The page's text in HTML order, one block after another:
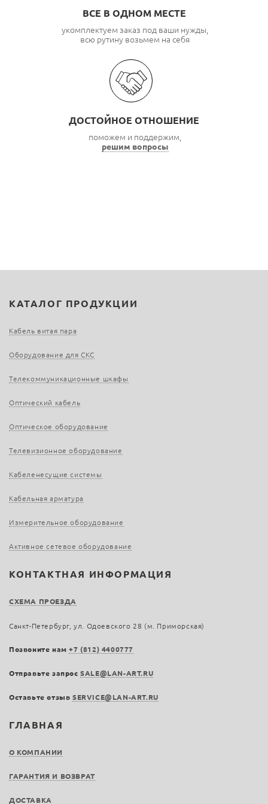
ВСЕ В ОДНОМ МЕСТЕ
укомплектуем заказ под ваши нужды,
всю рутину возьмем на себя
ДОСТОЙНОЕ ОТНОШЕНИЕ
поможем и поддержим,
решим вопросы
ГЛАВНАЯ
О КОМПАНИИ
ГАРАНТИЯ И ВОЗВРАТ
ДОСТАВКА
КАТАЛОГ ПРОДУКЦИИ
Кабель витая пара
Оборудование для СКС
Телекоммуникационные шкафы
Оптический кабель
Оптическое оборудование
Телевизионное оборудование
Кабеленесущие системы
Кабельная арматура
Измерительное оборудование
Активное сетевое оборудование
КОНТАКТНАЯ ИНФОРМАЦИЯ
СХЕМА ПРОЕЗДА
Санкт-Петербург, ул. Одоевского 28 (м. Приморская)
Позвоните нам+7 (812) 4400777
Отправьте запросSALE@LAN-ART.RU
Оставьте отзыв SERVICE@LAN-ART.RU